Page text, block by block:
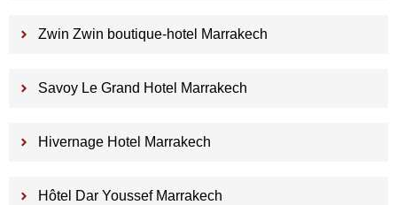
Zwin Zwin boutique-hotel Marrakech
Savoy Le Grand Hotel Marrakech
Hivernage Hotel Marrakech
Hôtel Dar Youssef Marrakech